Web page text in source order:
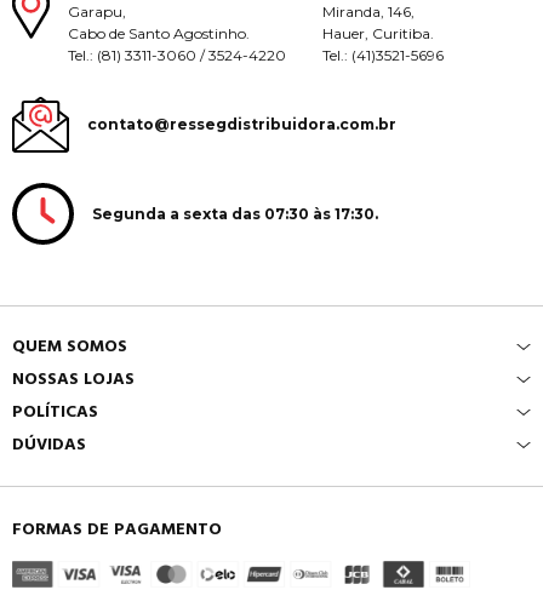
Garapu,
Cabo de Santo Agostinho.
Tel.: (81) 3311-3060 / 3524-4220
Miranda, 146,
Hauer, Curitiba.
Tel.: (41)3521-5696
contato@ressegdistribuidora.com.br
Segunda a sexta das 07:30 às 17:30.
QUEM SOMOS
NOSSAS LOJAS
POLÍTICAS
DÚVIDAS
FORMAS DE PAGAMENTO